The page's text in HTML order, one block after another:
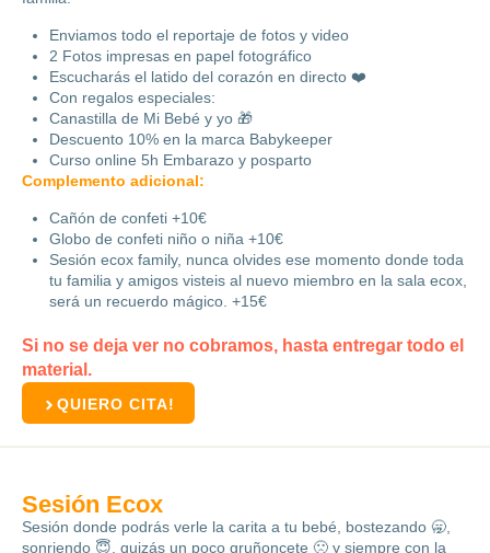
Enviamos todo el reportaje de fotos y video
2 Fotos impresas en papel fotográfico
Escucharás el latido del corazón en directo ❤️
Con regalos especiales:
Canastilla de Mi Bebé y yo 🎁
Descuento 10% en la marca Babykeeper
Curso online 5h Embarazo y posparto
Complemento adicional:
Cañón de confeti +10€
Globo de confeti niño o niña +10€
Sesión ecox family, nunca olvides ese momento donde toda
tu familia y amigos visteis al nuevo miembro en la sala ecox,
será un recuerdo mágico. +15€
Si no se deja ver no cobramos, hasta entregar todo el
material.
QUIERO CITA!
Sesión Ecox
Sesión donde podrás verle la carita a tu bebé, bostezando 🥱,
sonriendo 😇, quizás un poco gruñoncete 🙁 y siempre con la